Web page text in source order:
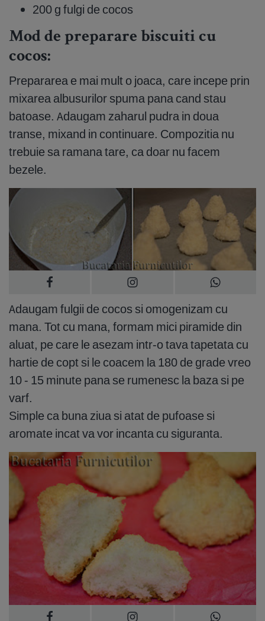
200 g fulgi de cocos
Mod de preparare biscuiti cu
cocos:
Prepararea e mai mult o joaca, care incepe prin
mixarea albusurilor spuma pana cand stau
batoase. Adaugam zaharul pudra in doua
transe, mixand in continuare. Compozitia nu
trebuie sa ramana tare, ca doar nu facem
bezele.
Adaugam fulgii de cocos si omogenizam cu
mana. Tot cu mana, formam mici piramide din
aluat, pe care le asezam intr-o tava tapetata cu
hartie de copt si le coacem la 180 de grade vreo
10 - 15 minute pana se rumenesc la baza si pe
varf.
Simple ca buna ziua si atat de pufoase si
aromate incat va vor incanta cu siguranta.